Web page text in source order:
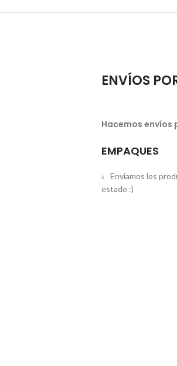
ENVÍOS
Hacemos envíos
EMPAQUES
Enviamos los
estado :)